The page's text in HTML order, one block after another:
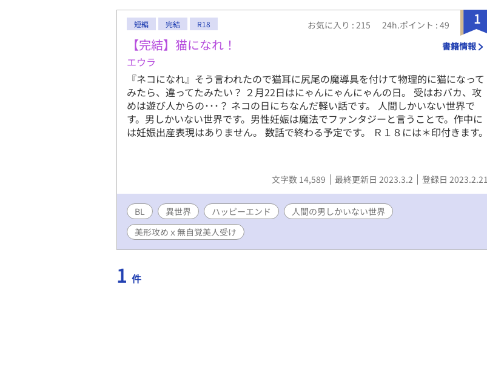
1
短編 完結 R18 お気に入り : 215 24h.ポイント : 49
【完結】猫になれ！
エウラ
書籍情報
『ネコになれ』そう言われたので猫耳に尻尾の魔導具を付けて物理的に猫になって
みたら、違ってたみたい？ ２月22日はにゃんにゃんにゃんの日。 受はおバカ、攻
めは遊び人からの･･･？ ネコの日にちなんだ軽い話です。 人間しかいない世界で
す。男しかいない世界です。男性妊娠は魔法でファンタジーと言うことで。作中に
は妊娠出産表現はありません。 数話で終わる予定です。 Ｒ１８には＊印付きます。
文字数 14,589 最終更新日 2023.3.2 登録日 2023.2.21
BL 異世界 ハッピーエンド
人間の男しかいない世界
美形攻めｘ無自覚美人受け
1 件